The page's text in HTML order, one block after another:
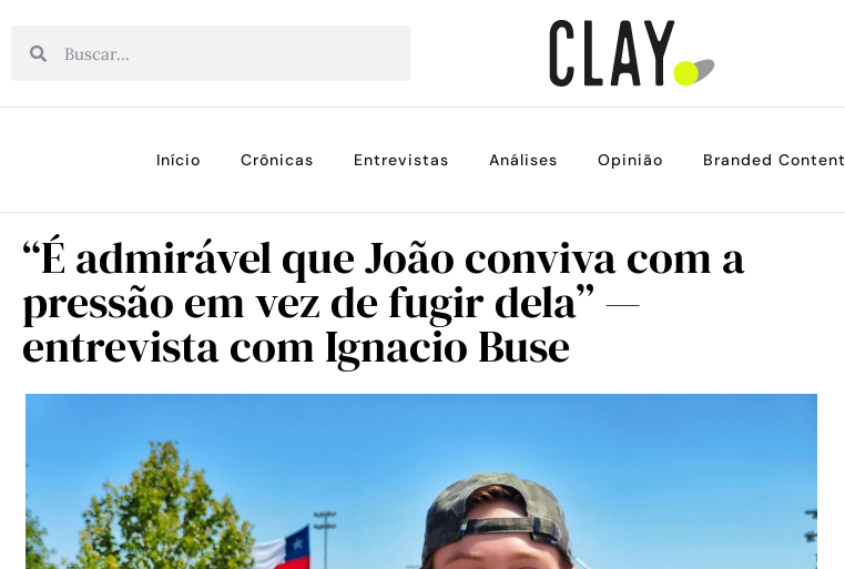
Início Crônicas Entrevistas Análises Opinião Branded Content
“É admirável que João conviva com a
pressão em vez de fugir dela” —
entrevista com Ignacio Buse